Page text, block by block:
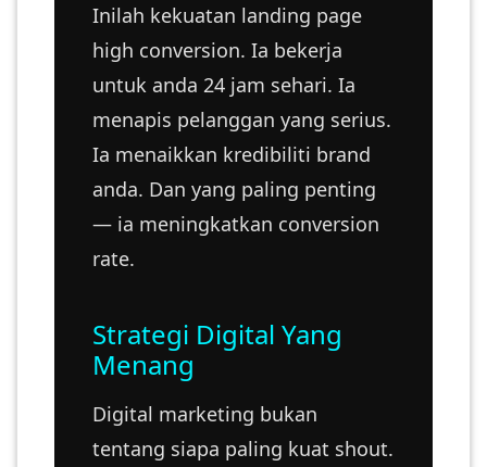
Inilah kekuatan landing page
high conversion. Ia bekerja
untuk anda 24 jam sehari. Ia
menapis pelanggan yang serius.
Ia menaikkan kredibiliti brand
anda. Dan yang paling penting
— ia meningkatkan conversion
rate.
Strategi Digital Yang
Menang
Digital marketing bukan
tentang siapa paling kuat shout.